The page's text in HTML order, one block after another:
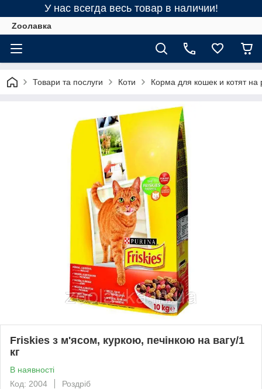
У нас всегда весь товар в наличии!
Zooлавка
Товари та послуги Коти Корма для кошек и котят на
Friskies з м'ясом, куркою, печінкою на вагу/1
кг
В наявності
Код: 2004
Роздріб